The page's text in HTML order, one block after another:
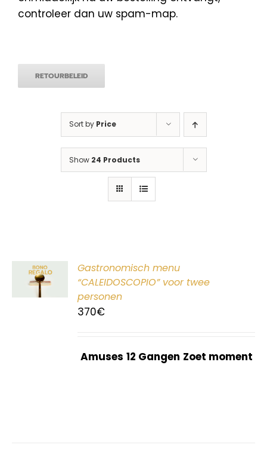
controleer dan uw spam-map.
RETOURBELEID
Sort by Price
Show 24 Products
Gastronomisch menu
“CALEIDOSCOPIO” voor twee
personen
370€
Amuses 12 Gangen Zoet moment